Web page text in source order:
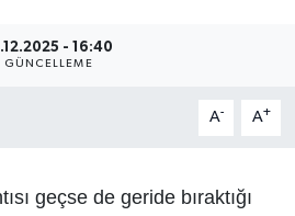
- 16:40
GÜNCELLEME
A- A+
geçse de geride bıraktığı